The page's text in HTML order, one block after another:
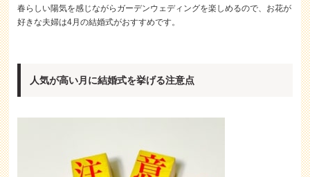
春らしい陽気を感じながらガーデンウェディングを楽しめるので、お花が
好きな夫婦は4月の結婚式がおすすめです。
人気が高い月に結婚式を挙げる注意点